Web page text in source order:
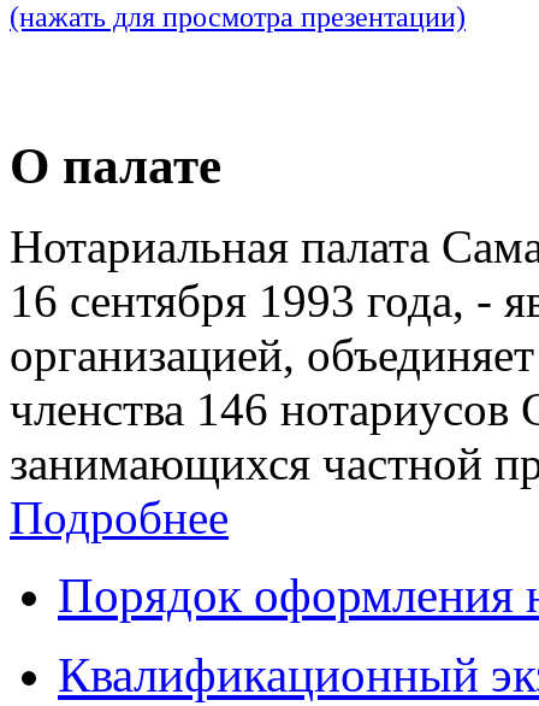
(нажать для просмотра презентации)
О палате
Нотариальная палата
16 сентября 1993 года, -
организацией,
членства 146 нотариусов
занимающихся частной
Подробнее
Порядок оформления
Квалификационный